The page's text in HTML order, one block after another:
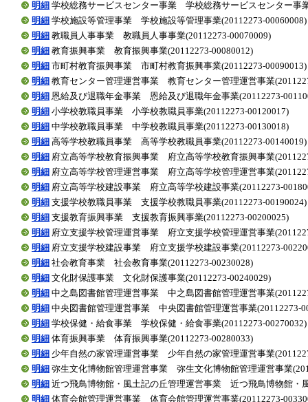
明細 学校総務サービスセンター事業 学校総務サービスセンター事
明細 学校施設等管理事業 学校施設等管理事業(20112273-00060008)
明細 教職員人事事業 教職員人事事業(20112273-00070009)
明細 教育振興事業 教育振興事業(20112273-00080012)
明細 市町村教育振興事業 市町村教育振興事業(20112273-00090013)
明細 教育センター管理運営事業 教育センター管理運営事業
明細 恩給及び退職年金事業 恩給及び退職年金事業(20112273-
明細 小学校教職員事業 小学校教職員事業(20112273-00120017)
明細 中学校教職員事業 中学校教職員事業(20112273-00130018)
明細 高等学校教職員事業 高等学校教職員事業(20112273-00140019)
明細 府立高等学校教育振興事業 府立高等学校教育振興事業
明細 府立高等学校管理運営事業 府立高等学校管理運営事業
明細 府立高等学校建設事業 府立高等学校建設事業(20112273-
明細 支援学校教職員事業 支援学校教職員事業(20112273-00190024)
明細 支援教育振興事業 支援教育振興事業(20112273-00200025)
明細 府立支援学校管理運営事業 府立支援学校管理運営事業
明細 府立支援学校建設事業 府立支援学校建設事業(20112273-
明細 社会教育事業 社会教育事業(20112273-00230028)
明細 文化財保護事業 文化財保護事業(20112273-00240029)
明細 中之島図書館管理運営事業 中之島図書館管理運営事業
明細 中央図書館管理運営事業 中央図書館管理運営事業(20112273-
明細 学校保健・給食事業 学校保健・給食事業(20112273-00270032)
明細 体育振興事業 体育振興事業(20112273-00280033)
明細 少年自然の家管理運営事業 少年自然の家管理運営事業
明細 弥生文化博物館管理運営事業 弥生文化博物館管理運営事業
明細 近つ飛鳥博物館・風土記の丘管理運営事業 近つ飛鳥博物館・
明細 体育会館管理運営事業 体育会館管理運営事業(20112273-